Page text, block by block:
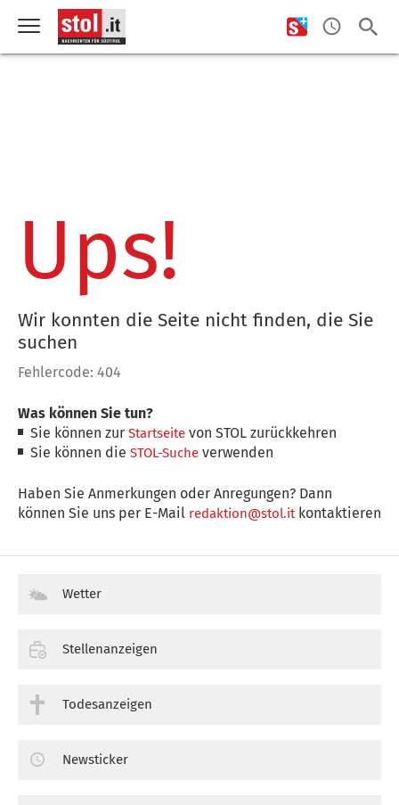
Ups!
Wir konnten die Seite nicht finden, die Sie
suchen
Fehlercode: 404
Was können Sie tun?
Sie können zurStartseite von STOL zurückkehren
Sie können dieSTOL-Suche verwenden
Haben Sie Anmerkungen oder Anregungen? Dann
können Sie uns per E-Mail redaktion@stol.itkontaktieren
Wetter
Stellenanzeigen
Todesanzeigen
Newsticker